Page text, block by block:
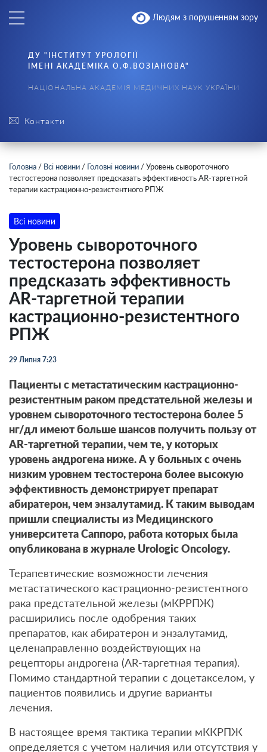
Людям з порушенням зору
Контакти
ДУ "ІНСТИТУТ УРОЛОГІЇ
ІМЕНІ АКАДЕМІКА О.Ф.ВОЗІАНОВА"
НАЦІОНАЛЬНА АКАДЕМІЯ МЕДИЧНИХ НАУК УКРАЇНИ
Головна / Всі новини / Головні новини /Уровень сывороточного
тестостерона позволяет предсказать эффективность AR-таргетной
терапии кастрационно-резистентного РПЖ
Всі новини
Уровень сывороточного
тестостерона позволяет
предсказать эффективность
AR-таргетной терапии
кастрационно-резистентного
РПЖ
29 Липня 7:23
Пациенты с метастатическим кастрационно-
резистентным раком предстательной железы и
уровнем сывороточного тестостерона более 5
нг/дл имеют больше шансов получить пользу от
AR-таргетной терапии, чем те, у которых
уровень андрогена ниже. А у больных с очень
низким уровнем тестостерона более высокую
эффективность демонстрирует препарат
абиратерон, чем энзалутамид. К таким выводам
пришли специалисты из Медицинского
университета Саппоро, работа которых была
опубликована в журнале Urologic Oncology.
Терапевтические возможности лечения
метастатического кастрационно-резистентного
рака предстательной железы (мКРРПЖ)
расширились после одобрения таких
препаратов, как абиратерон и энзалутамид,
целенаправленно воздействующих на
рецепторы андрогена (AR-таргетная терапия).
Помимо стандартной терапии с доцетакселом, у
пациентов появились и другие варианты
лечения.
В настоящее время тактика терапии мККРПЖ
определяется с учетом наличия или отсутствия у